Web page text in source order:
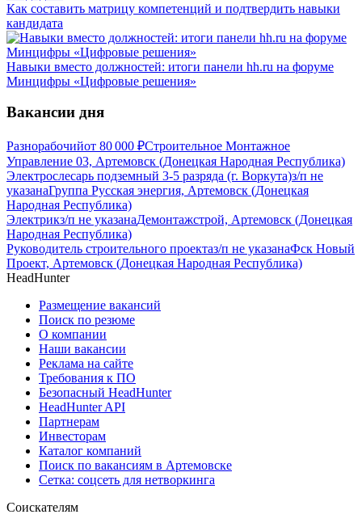
Как составить матрицу компетенций и подтвердить навыки
кандидата
Навыки вместо должностей: итоги панели hh.ru на форуме
Минцифры «Цифровые решения»
Вакансии дня
Разнорабочийот 80 000 ₽Строительное Монтажное
Управление 03, Артемовск (Донецкая Народная Республика)
Электрослесарь подземный 3-5 разряда (г. Воркута)з/п не
указанаГруппа Русская энергия, Артемовск (Донецкая
Народная Республика)
Электрикз/п не указанаДемонтажстрой, Артемовск (Донецкая
Народная Республика)
Руководитель строительного проектаз/п не указанаФск Новый
Проект, Артемовск (Донецкая Народная Республика)
HeadHunter
Размещение вакансий
Поиск по резюме
О компании
Наши вакансии
Реклама на сайте
Требования к ПО
Безопасный HeadHunter
HeadHunter API
Партнерам
Инвесторам
Каталог компаний
Поиск по вакансиям в Артемовске
Сетка: соцсеть для нетворкинга
Соискателям